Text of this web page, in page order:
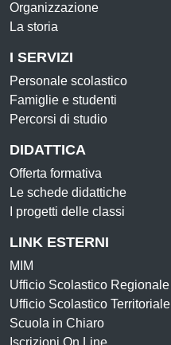
Organizzazione
La storia
I SERVIZI
Personale scolastico
Famiglie e studenti
Percorsi di studio
DIDATTICA
Offerta formativa
Le schede didattiche
I progetti delle classi
LINK ESTERNI
MIM
Ufficio Scolastico Regionale
Ufficio Scolastico Territoriale
Scuola in Chiaro
Iscrizioni On Line